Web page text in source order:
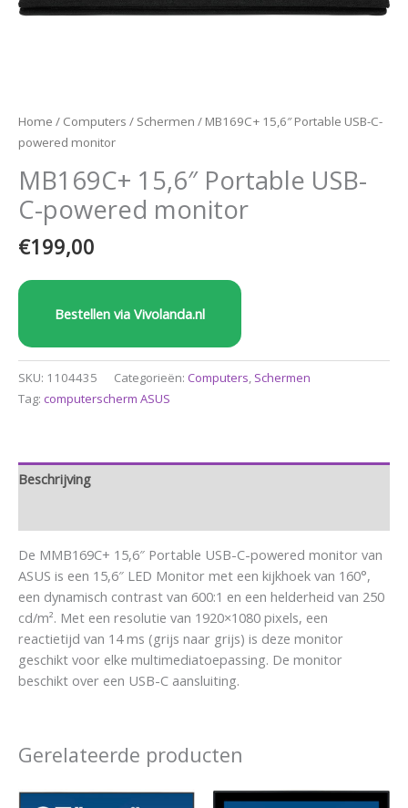
Home / Computers / Schermen / MB169C+ 15,6″ Portable USB-C-
powered monitor
MB169C+ 15,6″ Portable USB-
C-powered monitor
€199,00
Bestellen via Vivolanda.nl
SKU: 1104435 Categorieën: Computers, Schermen
Tag: computerscherm ASUS
Beschrijving
De MMB169C+ 15,6″ Portable USB-C-powered monitor van
ASUS is een 15,6″ LED Monitor met een kijkhoek van 160°,
een dynamisch contrast van 600:1 en een helderheid van 250
cd/m². Met een resolutie van 1920×1080 pixels, een
reactietijd van 14 ms (grijs naar grijs) is deze monitor
geschikt voor elke multimediatoepassing. De monitor
beschikt over een USB-C aansluiting.
Gerelateerde producten